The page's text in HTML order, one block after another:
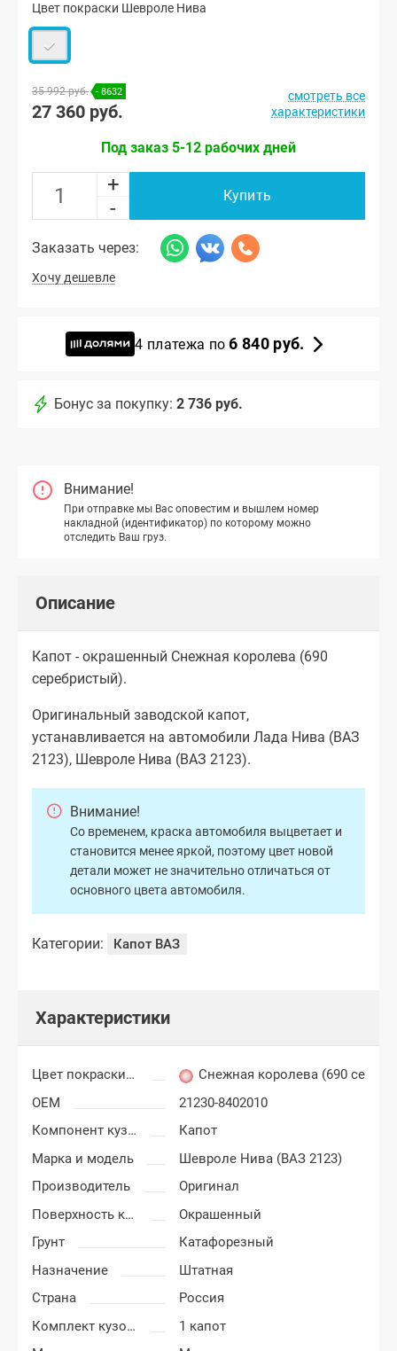
Цвет покраски Шевроле Нива
35 992 руб. - 8632
27 360 руб.
смотреть все
характеристики
Под заказ 5-12 рабочих дней
+
-
Купить
Заказать через:
Хочу дешевле
4 платежа по6 840 руб.
Бонус за покупку: 2 736 руб.
Внимание!
При отправке мы Вас оповестим и вышлем номер
накладной (идентификатор) по которому можно
отследить Ваш груз.
Описание
Капот - окрашенный Снежная королева (690
серебристый).
Оригинальный заводской капот,
устанавливается на автомобили Лада Нива (ВАЗ
2123), Шевроле Нива (ВАЗ 2123).
Внимание!
Со временем, краска автомобиля выцветает и
становится менее яркой, поэтому цвет новой
детали может не значительно отличаться от
основного цвета автомобиля.
Категории: Капот ВАЗ
Характеристики
Цвет покраски Шевроле Нива
Снежная королева (690
OEM
21230-8402010
Компонент кузова
Капот
Марка и модель
Шевроле Нива (ВАЗ 2123)
Производитель
Оригинал
Поверхность капота
Окрашенный
Грунт
Катафорезный
Назначение
Штатная
Страна
Россия
Комплект кузовных деталей
1 капот